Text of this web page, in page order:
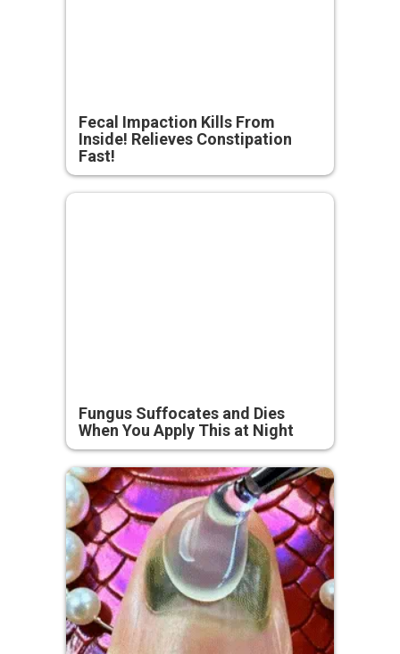
Fecal Impaction Kills From
Inside! Relieves Constipation
Fast!
Fungus Suffocates and Dies
When You Apply This at Night